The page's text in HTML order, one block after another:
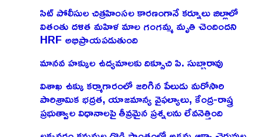
సిట్ పోలీసుల చిత్రహింసల కారణంగానే కర్నూలు జిల్లాలో
వితంతు దళిత మహిళ మాల గంగమ్మ మృతి చెందిందని
HRF అభిప్రాయపడుతుంది
మానవ హక్కుల ఉద్యమాలకు దిక్సూచి పి. సుబ్బారావు
విశాఖ ఉక్కు కర్మాగారంలో జరిగిన పేలుడు మరోసారి
పారిశ్రామిక భద్రత, యాజమాన్య వైఫల్యాలు, కేంద్ర-రాష్త్ర
ప్రభుత్వాల విధానాలపై తీవ్రమైన ప్రశ్నలను లేవనెత్తింది